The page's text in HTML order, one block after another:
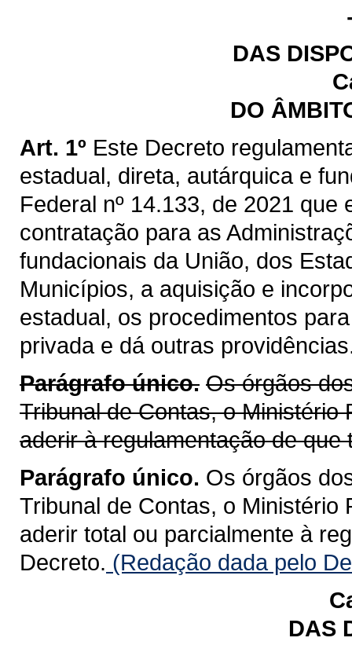
DAS
DO
Art. 1º Este Decreto
estadual, direta, autárquica e
Federal nº 14.133, de 2021
contratação para as
fundacionais da União, dos
Municípios, a aquisição e
estadual, os procedimentos
privada e dá outras
Parágrafo único. Os órgãos
Tribunal de Contas, o Ministério
aderir à regulamentação de que
Parágrafo único. Os órgãos
Tribunal de Contas, o Ministério
aderir total ou parcialmente à
Decreto. (Redação dada pelo
DAS